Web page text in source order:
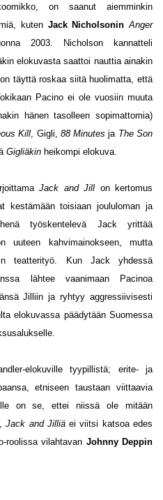
on saanut aiemminkin
kuten Jack NicholsoninAnger
2003. Nicholson kannatteli
elokuvasta saattoi nauttia ainakin
on täyttä roskaa siitä huolimatta, että
Pacino ei ole vuosiin muuta
hänen tasolleen sopimattomia)
Kill, Gigli, 88 Minutesja The Son
Gigliäkin heikompi elokuva.
Jack and Jill on kertomus
kestämään toisiaan joululoman ja
työskentelevä Jack yrittää
uuteen kahvimainokseen, mutta
teatterityö. Kun Jack yhdessä
lähtee vaanimaan Pacinoa
Jilliin ja ryhtyy aggressiivisesti
elokuvassa päädytään Suomessa
elokuville tyypillistä; erite- ja
etniseen taustaan viittaavia
on se, ettei niissä ole mitään
Jack and Jilliäei viitsi katsoa edes
roolissa vilahtavan Johnny Deppin